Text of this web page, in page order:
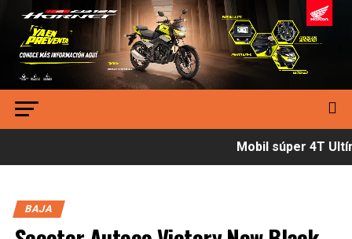
Mobil súper 4T
BAJA